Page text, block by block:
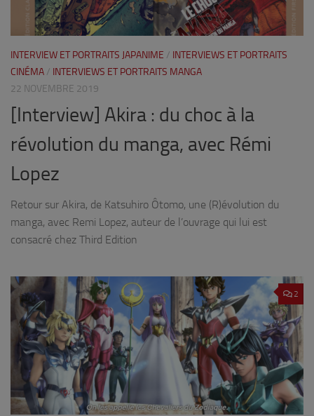
INTERVIEW ET PORTRAITS JAPANIME / INTERVIEWS ET PORTRAITS
CINÉMA / INTERVIEWS ET PORTRAITS MANGA
22 NOVEMBRE 2019
[Interview] Akira : du choc à la
révolution du manga, avec Rémi
Lopez
Retour sur Akira, de Katsuhiro Ôtomo, une (R)évolution du
manga, avec Remi Lopez, auteur de l’ouvrage qui lui est
consacré chez Third Edition
2